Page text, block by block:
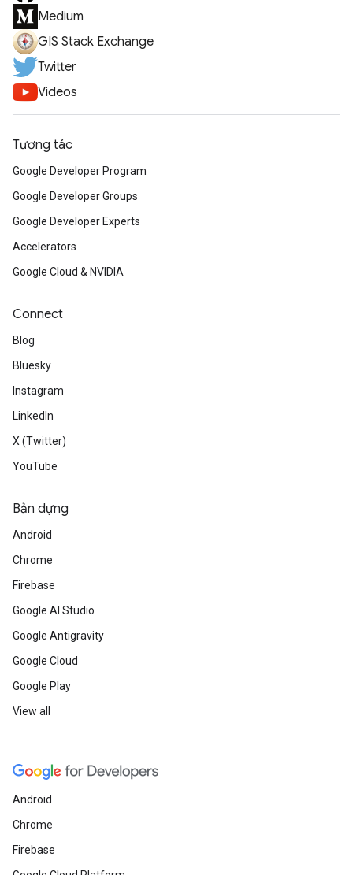
Medium
GIS Stack Exchange
Twitter
Videos
Tương tác
Google Developer Program
Google Developer Groups
Google Developer Experts
Accelerators
Google Cloud & NVIDIA
Connect
Blog
Bluesky
Instagram
LinkedIn
X (Twitter)
YouTube
Bản dựng
Android
Chrome
Firebase
Google AI Studio
Google Antigravity
Google Cloud
Google Play
View all
Android
Chrome
Firebase